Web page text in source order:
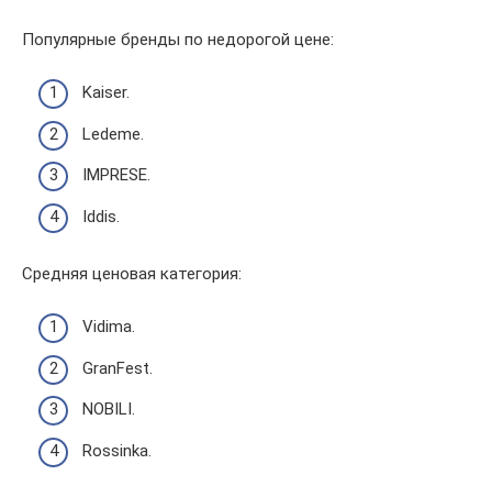
Популярные бренды по недорогой цене:
Kaiser.
Ledeme.
IMPRESE.
Iddis.
Средняя ценовая категория:
Vidima.
GranFest.
NOBILI.
Rossinka.